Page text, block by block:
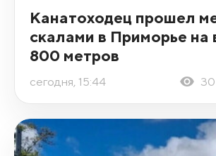
Канатоходец прошел
скалами в Приморье на
800 метров
сегодня, 15:44 30